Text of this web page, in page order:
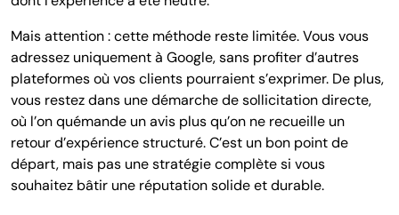
Mais attention : cette méthode reste limitée. Vous vous
adressez uniquement à Google, sans profiter d’autres
plateformes où vos clients pourraient s’exprimer. De plus,
vous restez dans une démarche de sollicitation directe,
où l’on quémande un avis plus qu’on ne recueille un
retour d’expérience structuré. C’est un bon point de
départ, mais pas une stratégie complète si vous
souhaitez bâtir une réputation solide et durable.